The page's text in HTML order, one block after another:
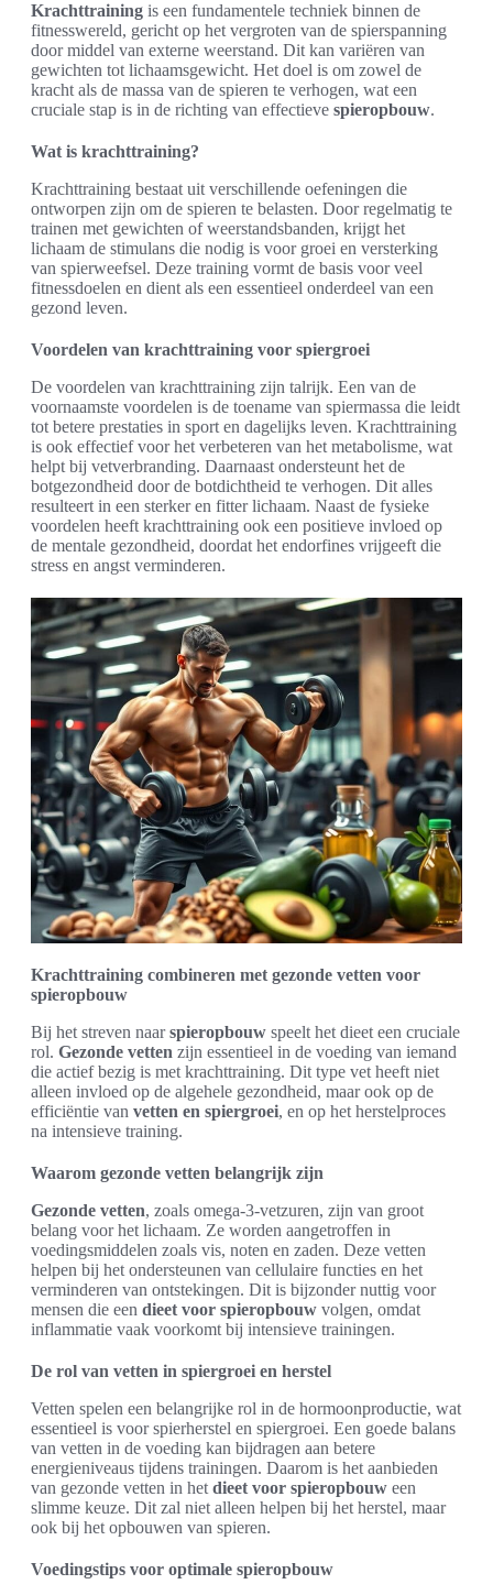
Krachttraining is een fundamentele techniek binnen de
fitnesswereld, gericht op het vergroten van de spierspanning
door middel van externe weerstand. Dit kan variëren van
gewichten tot lichaamsgewicht. Het doel is om zowel de
kracht als de massa van de spieren te verhogen, wat een
cruciale stap is in de richting van effectieve spieropbouw.
Wat is krachttraining?
Krachttraining bestaat uit verschillende oefeningen die
ontworpen zijn om de spieren te belasten. Door regelmatig te
trainen met gewichten of weerstandsbanden, krijgt het
lichaam de stimulans die nodig is voor groei en versterking
van spierweefsel. Deze training vormt de basis voor veel
fitnessdoelen en dient als een essentieel onderdeel van een
gezond leven.
Voordelen van krachttraining voor spiergroei
De voordelen van krachttraining zijn talrijk. Een van de
voornaamste voordelen is de toename van spiermassa die leidt
tot betere prestaties in sport en dagelijks leven. Krachttraining
is ook effectief voor het verbeteren van het metabolisme, wat
helpt bij vetverbranding. Daarnaast ondersteunt het de
botgezondheid door de botdichtheid te verhogen. Dit alles
resulteert in een sterker en fitter lichaam. Naast de fysieke
voordelen heeft krachttraining ook een positieve invloed op
de mentale gezondheid, doordat het endorfines vrijgeeft die
stress en angst verminderen.
Krachttraining combineren met gezonde vetten voor
spieropbouw
Bij het streven naarspieropbouw speelt het dieet een cruciale
rol. Gezonde vetten zijn essentieel in de voeding van iemand
die actief bezig is met krachttraining. Dit type vet heeft niet
alleen invloed op de algehele gezondheid, maar ook op de
efficiëntie van vetten en spiergroei, en op het herstelproces
na intensieve training.
Waarom gezonde vetten belangrijk zijn
Gezonde vetten, zoals omega-3-vetzuren, zijn van groot
belang voor het lichaam. Ze worden aangetroffen in
voedingsmiddelen zoals vis, noten en zaden. Deze vetten
helpen bij het ondersteunen van cellulaire functies en het
verminderen van ontstekingen. Dit is bijzonder nuttig voor
mensen die een dieet voor spieropbouw volgen, omdat
inflammatie vaak voorkomt bij intensieve trainingen.
De rol van vetten in spiergroei en herstel
Vetten spelen een belangrijke rol in de hormoonproductie, wat
essentieel is voor spierherstel en spiergroei. Een goede balans
van vetten in de voeding kan bijdragen aan betere
energieniveaus tijdens trainingen. Daarom is het aanbieden
van gezonde vetten in het dieet voor spieropbouw een
slimme keuze. Dit zal niet alleen helpen bij het herstel, maar
ook bij het opbouwen van spieren.
Voedingstips voor optimale spieropbouw